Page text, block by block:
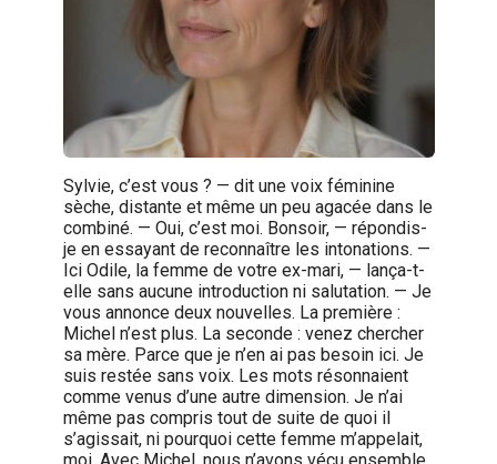
Sylvie, c’est vous ? — dit une voix féminine
sèche, distante et même un peu agacée dans le
combiné. — Oui, c’est moi. Bonsoir, — répondis-
je en essayant de reconnaître les intonations. —
Ici Odile, la femme de votre ex-mari, — lança-t-
elle sans aucune introduction ni salutation. — Je
vous annonce deux nouvelles. La première :
Michel n’est plus. La seconde : venez chercher
sa mère. Parce que je n’en ai pas besoin ici. Je
suis restée sans voix. Les mots résonnaient
comme venus d’une autre dimension. Je n’ai
même pas compris tout de suite de quoi il
s’agissait, ni pourquoi cette femme m’appelait,